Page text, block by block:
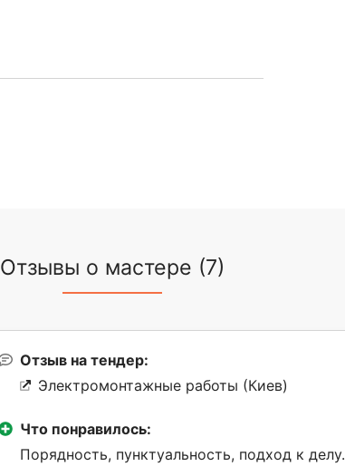
Отзывы о мастере (7)
Отзыв на тендер:
Электромонтажные работы (Киев)
Что понравилось:
Порядность, пунктуальность, подход к делу.